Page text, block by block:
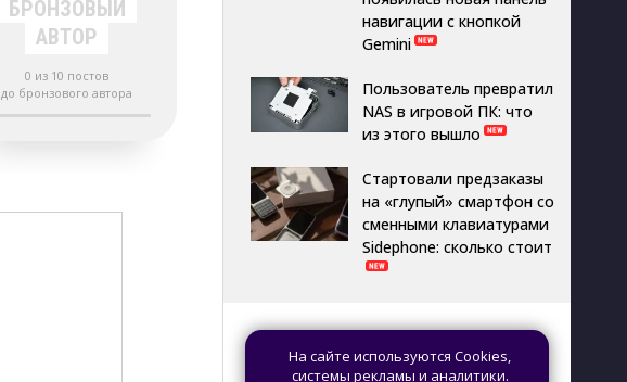
БРОНЗОВЫЙ
АВТОР
0 из 10 постов
до бронзового автора
навигации с кнопкой
Gemini
Пользователь превратил
NAS в игровой ПК: что
из этого вышло
Стартовали предзаказы
на «глупый» смартфон со
сменными клавиатурами
Sidephone: сколько стоит
На сайте используются Cookies,
системы рекламы и аналитики.